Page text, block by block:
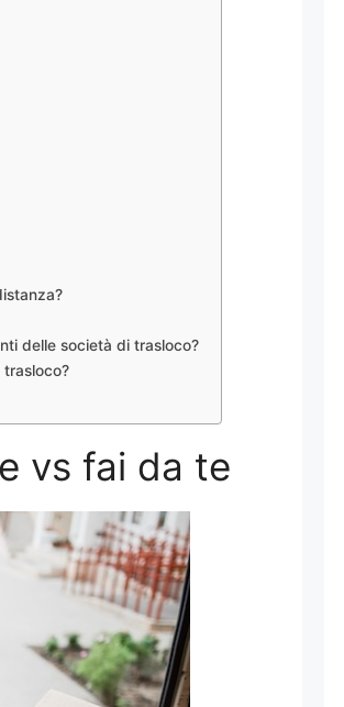
delle società di trasloco?
vs fai da te